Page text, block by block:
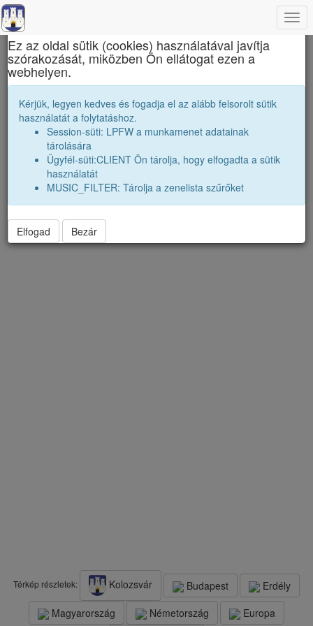
Erdélyi liceumok gimnáziumok kollégiumok
Merre szóródtak szét a véndiákok
A koordináták véletlenszerüen el vannak néhány kilométerrel tólva.
Jelenkezz be a pontos poziciók megtekintéséhez.
Térkép részletek: Kolozsvár Budapest
Erdély
Magyarország
Németország Europa
×
Ez az oldal sütik (cookies) használatával javítja
szórakozását, miközben Ön ellátogat ezen a
webhelyen.
Kérjük, legyen kedves és fogadja el az alább felsorolt sütik
használatát a folytatáshoz.
Session-süti: LPFW a munkamenet adatainak
tárolására
Ügyfél-süti:CLIENT Ön tárolja, hogy elfogadta a sütik
használatát
MUSIC_FILTER: Tárolja a zenelista szűrőket
Elfogad Bezár